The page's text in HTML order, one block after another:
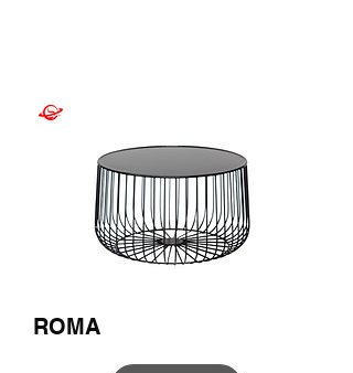
ROMA